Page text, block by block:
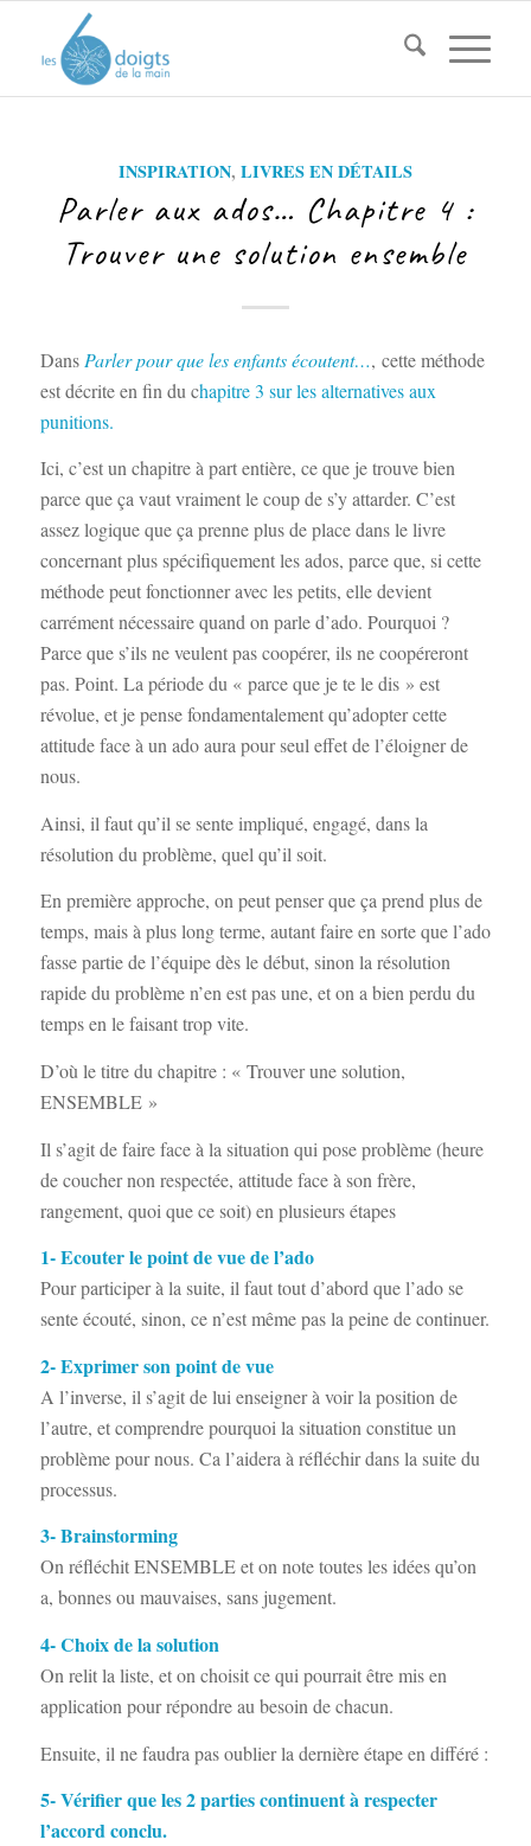
INSPIRATION, LIVRES EN DÉTAILS
Parler aux ados… Chapitre 4 :
Trouver une solution ensemble
Dans Parler pour que les enfants écoutent…, cette méthode
est décrite en fin du chapitre 3 sur les alternatives aux
punitions.
Ici, c’est un chapitre à part entière, ce que je trouve bien
parce que ça vaut vraiment le coup de s’y attarder. C’est
assez logique que ça prenne plus de place dans le livre
concernant plus spécifiquement les ados, parce que, si cette
méthode peut fonctionner avec les petits, elle devient
carrément nécessaire quand on parle d’ado. Pourquoi ?
Parce que s’ils ne veulent pas coopérer, ils ne coopéreront
pas. Point. La période du « parce que je te le dis » est
révolue, et je pense fondamentalement qu’adopter cette
attitude face à un ado aura pour seul effet de l’éloigner de
nous.
Ainsi, il faut qu’il se sente impliqué, engagé, dans la
résolution du problème, quel qu’il soit.
En première approche, on peut penser que ça prend plus de
temps, mais à plus long terme, autant faire en sorte que l’ado
fasse partie de l’équipe dès le début, sinon la résolution
rapide du problème n’en est pas une, et on a bien perdu du
temps en le faisant trop vite.
D’où le titre du chapitre : « Trouver une solution,
ENSEMBLE »
Il s’agit de faire face à la situation qui pose problème (heure
de coucher non respectée, attitude face à son frère,
rangement, quoi que ce soit) en plusieurs étapes
1- Ecouter le point de vue de l’ado
Pour participer à la suite, il faut tout d’abord que l’ado se
sente écouté, sinon, ce n’est même pas la peine de continuer.
2- Exprimer son point de vue
A l’inverse, il s’agit de lui enseigner à voir la position de
l’autre, et comprendre pourquoi la situation constitue un
problème pour nous. Ca l’aidera à réfléchir dans la suite du
processus.
3- Brainstorming
On réfléchit ENSEMBLE et on note toutes les idées qu’on
a, bonnes ou mauvaises, sans jugement.
4- Choix de la solution
On relit la liste, et on choisit ce qui pourrait être mis en
application pour répondre au besoin de chacun.
Ensuite, il ne faudra pas oublier la dernière étape en différé :
5- Vérifier que les 2 parties continuent à respecter
l’accord conclu.